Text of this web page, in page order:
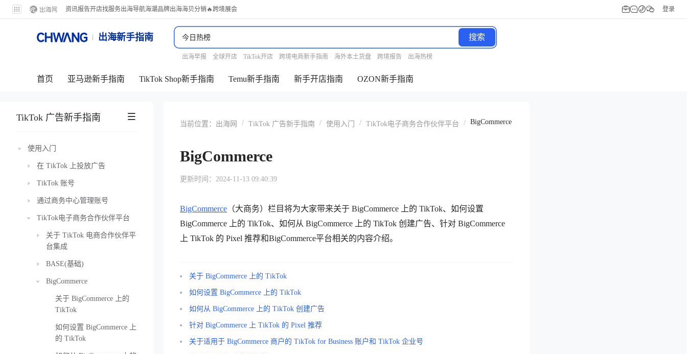
资讯报告开店找服务出海导航海潮品牌出海海贝分销 🔥跨境展会 登录
出海新手指南 搜索
出海早报 全球开店 TikTok开店 跨境电商新手指南 海外本土货盘 跨境报告 出海热榜
首页 亚马逊新手指南 TikTok Shop新手指南 Temu新手指南 新手开店指南 OZON新手指南
TikTok 广告新手指南
使用入门
在 TikTok 上投放广告
TikTok 账号
通过商务中心管理账号
TikTok电子商务合作伙伴平台
关于 TikTok 电商合作伙伴平
台集成
BASE(基础)
BigCommerce
关于 BigCommerce 上的
TikTok
如何设置 BigCommerce 上
的 TikTok
当前位置： 出海网 / TikTok 广告新手指南 / 使用入门 / TikTok电子商务合作伙伴平台 / BigCommerce
BigCommerce
更新时间：2024-11-13 09:40:39
BigCommerce （大商务）栏目将为大家带来关于 BigCommerce 上的 TikTok、如何设置
BigCommerce 上的 TikTok、如何从 BigCommerce 上的 TikTok 创建广告、针对 BigCommerce
上 TikTok 的 Pixel 推荐和BigCommerce平台相关的内容介绍。
关于 BigCommerce 上的 TikTok
如何设置 BigCommerce 上的 TikTok
如何从 BigCommerce 上的 TikTok 创建广告
针对 BigCommerce 上 TikTok 的 Pixel 推荐
关于适用于 BigCommerce 商户的 TikTok for Business 账户和 TikTok 企业号